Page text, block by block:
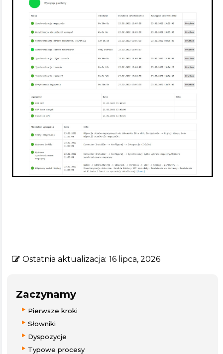
Zaczynamy
Pierwsze kroki
Słowniki
Dyspozycje
Typowe procesy
Ostatnia aktualizacja: 16 lipca, 2026